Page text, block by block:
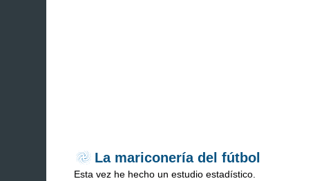
La mariconería del fútbol
Esta vez he hecho un estudio estadístico.